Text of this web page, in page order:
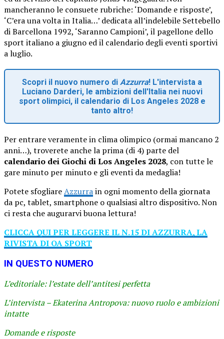
mancheranno le consuete rubriche: ‘Domande e risposte’,
‘C’era una volta in Italia…’ dedicata all’indelebile Settebello
di Barcellona 1992, ‘Saranno Campioni’, il pagellone dello
sport italiano a giugno ed il calendario degli eventi sportivi
a luglio.
Scopri il nuovo numero di Azzurra! L'intervista a
Luciano Darderi, le ambizioni dell'Italia nei nuovi
sport olimpici, il calendario di Los Angeles 2028 e
tanto altro!
Per entrare veramente in clima olimpico (ormai mancano 2
anni…), troverete anche la prima (di 4) parte del
calendario dei Giochi di Los Angeles 2028, con tutte le
gare minuto per minuto e gli eventi da medaglia!
Potete sfogliareAzzurrain ogni momento della giornata
da pc, tablet, smartphone o qualsiasi altro dispositivo. Non
ci resta che augurarvi buona lettura!
CLICCA QUI PER LEGGERE IL N.15 DI AZZURRA, LA
RIVISTA DI OA SPORT
IN QUESTO NUMERO
L’editoriale: l’estate dell’antitesi perfetta
L’intervista – Ekaterina Antropova: nuovo ruolo e ambizioni
intatte
Domande e risposte